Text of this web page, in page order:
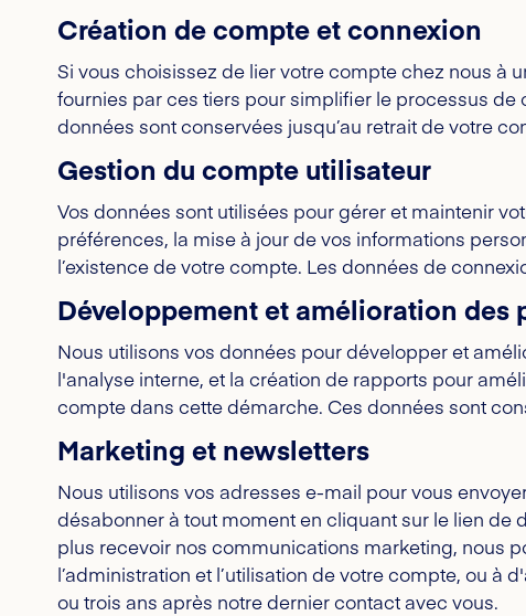
Création de compte et connexion
Si vous choisissez de lier votre compte chez nous à
fournies par ces tiers pour simplifier le processus
données sont conservées jusqu’au retrait de votre
Gestion du compte utilisateur
Vos données sont utilisées pour gérer et maintenir
préférences, la mise à jour de vos informations
l’existence de votre compte. Les données de
Développement et amélioration des
Nous utilisons vos données pour développer et
l'analyse interne, et la création de rapports pour
compte dans cette démarche. Ces données sont
Marketing et newsletters
Nous utilisons vos adresses e-mail pour vous
désabonner à tout moment en cliquant sur le lien
plus recevoir nos communications marketing, nous
l’administration et l’utilisation de votre compte, ou
ou trois ans après notre dernier contact avec vous.